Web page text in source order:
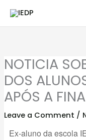
NOTICIA
DOS
APÓS A
Leave a Comment /
Ex-aluno da escola